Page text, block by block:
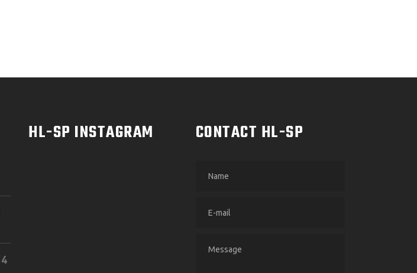
HL-SP INSTAGRAM CONTACT HL-SP